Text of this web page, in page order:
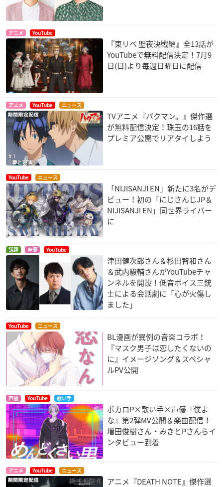
アニメ YouTube
『東リベ 聖夜決戦編』全13話が
YouTubeで無料配信決定！7月9
日(日)より毎週日曜日に配信
アニメ YouTube ニュース
TVアニメ『バクマン。』傑作選
が無料配信決定！珠玉の16話を
プレミア公開でリアタイしよう
YouTube ニュース
「NIJISANJI EN」新たに3名がデ
ビュー！初の「にじさんじJP＆
NIJISANJI EN」同世界ライバー
に
話題 声優 YouTube
津田健次郎さん＆杉田智和さん
＆武内駿輔さんがYouTubeチャ
ンネルを開設！低音ボイス三銃
士による会話劇に「心が火傷し
ました」
YouTube ニュース
BL漫画が異例の音楽コラボ！
『マスク男子は恋したくないの
に』イメージソング＆スペシャ
ルPV公開
声優 YouTube 歌い手
ボカロP×歌い手×声優『僕よ
な』第2弾MV公開＆楽曲配信！
増田俊樹さん・みきとPさんらイ
ンタビュー到着
アニメ YouTube ニュース
アニメ『DEATH NOTE』傑作選